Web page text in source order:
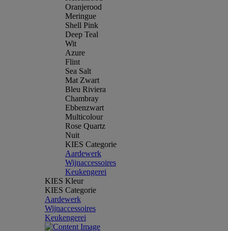
Oranjerood
Meringue
Shell Pink
Deep Teal
Wit
Azure
Flint
Sea Salt
Mat Zwart
Bleu Riviera
Chambray
Ebbenzwart
Multicolour
Rose Quartz
Nuit
KIES Categorie
Aardewerk
Wijnaccessoires
Keukengerei
KIES Kleur
KIES Categorie
Aardewerk
Wijnaccessoires
Keukengerei